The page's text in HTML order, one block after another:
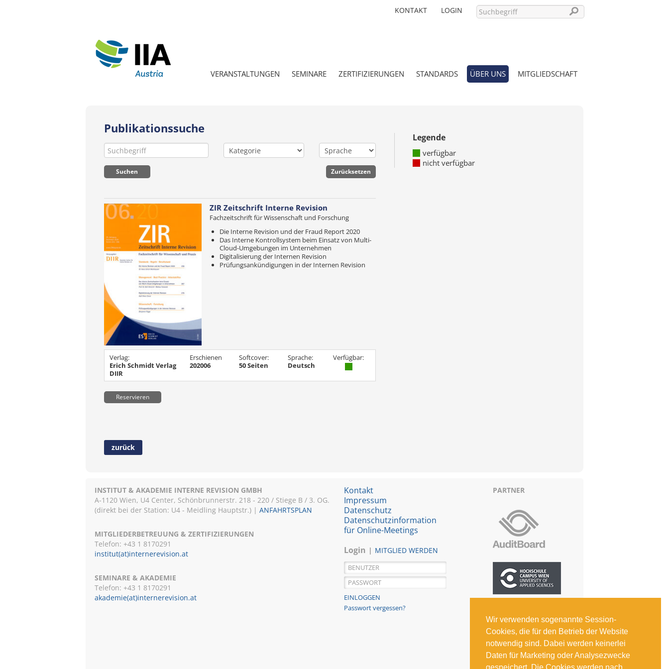
Wir verwenden sogenannte Session-
Cookies, die für den Betrieb der Website
notwendig sind. Dabei werden keinerlei
Daten für Marketing oder Analysezwecke
KONTAKT LOGIN
PASSWORT VERGESSEN?
VERANSTALTUNGEN SEMINARE ZERTIFIZIERUNGEN STANDARDS ÜBER UNS MITGLIEDSCHAFT
Publikationssuche
ZIR Zeitschrift Interne Revision
Fachzeitschrift für Wissenschaft und Forschung
Die Interne Revision und der Fraud Report 2020
Das Interne Kontrollsystem beim Einsatz von Multi-
Cloud-Umgebungen im Unternehmen
Digitalisierung der Internen Revision
Prüfungsankündigungen in der Internen Revision
Verlag:
Erich Schmidt Verlag
DIIR
Erschienen
202006
Softcover:
50 Seiten
Sprache:
Deutsch
Verfügbar:
Reservieren
zurück
Legende
verfügbar
nicht verfügbar
INSTITUT & AKADEMIE INTERNE REVISION GMBH
A-1120 Wien, U4 Center, Schönbrunnerstr. 218 - 220 / Stiege B / 3. OG.
(direkt bei der Station: U4 - Meidling Hauptstr.) | ANFAHRTSPLAN
MITGLIEDERBETREUUNG & ZERTIFIZIERUNGEN
Telefon: +43 1 8170291
institut(at)internerevision.at
SEMINARE & AKADEMIE
Telefon: +43 1 8170291
akademie(at)internerevision.at
Kontakt
Impressum
Datenschutz
Datenschutzinformation
für Online-Meetings
Login
MITGLIED WERDEN
Passwort vergessen?
PARTNER